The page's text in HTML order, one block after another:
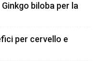
biloba per la
per cervello e